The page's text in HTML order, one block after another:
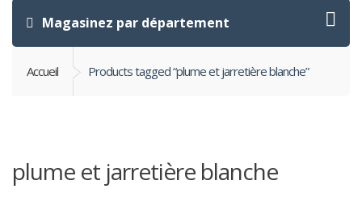
Magasinez par département
Accueil Products tagged “plume et jarretière blanche”
plume et jarretière blanche